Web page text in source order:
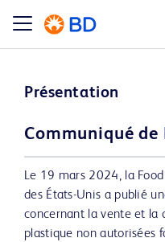
Présentation
Communiqué de
Le 19 mars 2024, la
des États-Unis a publié
concernant la vente et la
plastique non autorisées